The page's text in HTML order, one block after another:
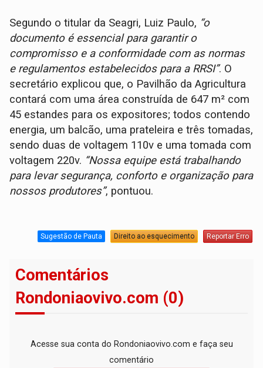
Segundo o titular da Seagri, Luiz Paulo, “o
documento é essencial para garantir o
compromisso e a conformidade com as normas
e regulamentos estabelecidos para a RRSI”. O
secretário explicou que, o Pavilhão da Agricultura
contará com uma área construída de 647 m² com
45 estandes para os expositores; todos contendo
energia, um balcão, uma prateleira e três tomadas,
sendo duas de voltagem 110v e uma tomada com
voltagem 220v. “Nossa equipe está trabalhando
para levar segurança, conforto e organização para
nossos produtores”, pontuou.
Sugestão de Pauta Direito ao esquecimento Reportar Erro
Comentários
Rondoniaovivo.com (0)
Acesse sua conta do Rondoniaovivo.com e faça seu
comentário